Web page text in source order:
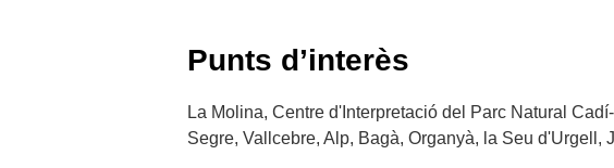
Punts d’interès
La Molina, Centre d'Interpretació del Parc Natural
Segre, Vallcebre, Alp, Bagà, Organyà, la Seu d'Urgell,